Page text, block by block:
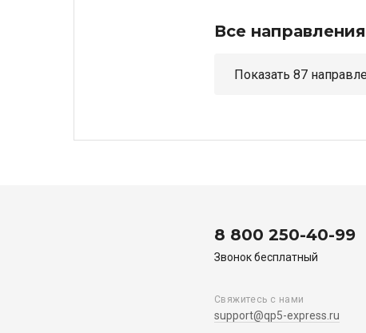
Все
Показать 87
8 800 250-40-99
Звонок бесплатный
Свяжитесь с нами
support@qp5-express.ru